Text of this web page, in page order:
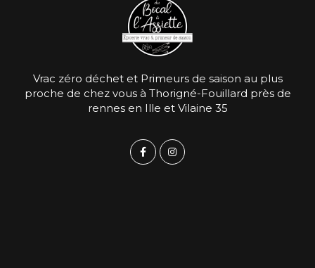
Vrac zéro déchet et Primeurs de saison au plus
proche de chez vous à Thorigné-Fouillard près de
rennes en Ille et Vilaine 35